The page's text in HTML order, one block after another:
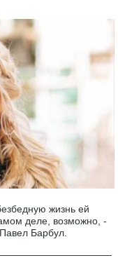
жизнь ей
деле, возможно, -
Барбул.